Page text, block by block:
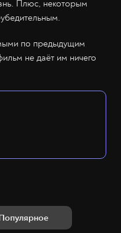
Плюс, некоторым
по предыдущим
не даёт им ничего